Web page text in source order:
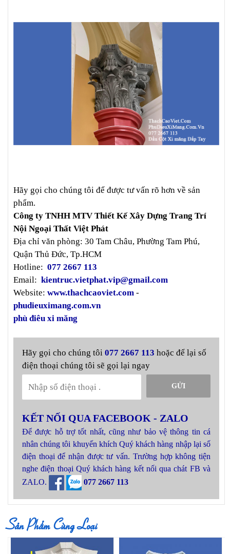
Hãy gọi cho chúng tôi để được tư vấn rõ hơn về sản
phẩm.
Công ty TNHH MTV Thiết Kế Xây Dựng Trang Trí
Nội Ngoại Thất Việt Phát
Địa chỉ văn phòng: 30 Tam Châu, Phường Tam Phú,
Quận Thủ Đức, Tp.HCM
Hotline: 077 2667 113
Email: kientruc.vietphat.vip@gmail.com
Website: www.thachcaoviet.com -
phudieuximang.com.vn
phù điêu xi măng
Hãy gọi cho chúng tôi 077 2667 113 hoặc để lại số
điện thoại chúng tôi sẽ gọi lại ngay
GỬI
KẾT NỐI QUA FACEBOOK - ZALO
Để được hỗ trợ tốt nhất, cũng như bảo vệ thông tin cá
nhân chúng tôi khuyến khích Quý khách hàng nhập lại số
điện thoại để nhận được tư vấn. Trường hợp không tiện
nghe điện thoại Quý khách hàng kết nối qua chát FB và
ZALO.
077 2667 113
Sản Phẩm Cùng Loại